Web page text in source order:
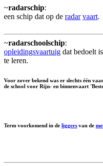
~radarschip:
een schip dat op de radar vaart.
~radarschoolschip:
opleidingsvaartuig dat bedoelt
te leren.
Voor zover bekend was er slechts één
de school voor Rijn- en binnenvaart
Term voorkomend in de liggers van de